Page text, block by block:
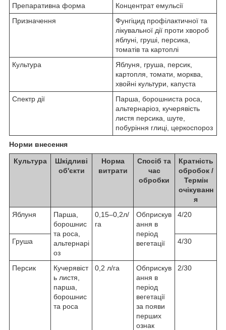
Препаративна форма
Концентрат емульсії
Призначення
Фунгіцид профілактичної та
лікувальної дії проти хвороб
яблуні, груші, персика,
томатів та картоплі
Культура
Яблуня, груша, персик,
картопля, томати, морква,
хвойні культури, капуста
Спектр дії
Парша, борошниста роса,
альтернаріоз, кучерявість
листя персика, шуте,
побуріння глиці, церкоспороз
Норми внесення
Культура
Шкідливі
об'єкти
Норма
витрати
Спосіб та
час
обробки
Кратність
обробок /
Термін
очікуванн
я
Яблуня
Парша,
борошнис
та роса,
альтернарі
оз
0,15–0,2л/
га
Обприскув
ання в
період
вегетації
4/20
Груша 4/30
Персик
Кучерявіст
ь листя,
парша,
борошнис
та роса
0,2 л/га
Обприскув
ання в
період
вегетації
за появи
перших
ознак
2/30